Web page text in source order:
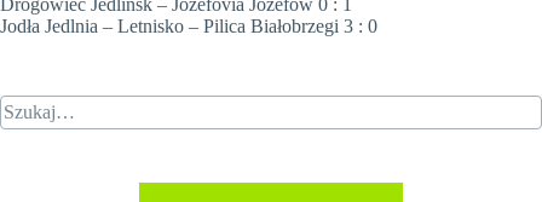
Drogowiec Jedlińsk – Józefovia Józefów 0 : 1
Jodła Jedlnia – Letnisko – Pilica Białobrzegi 3 : 0